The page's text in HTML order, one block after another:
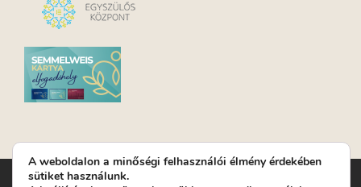
Turay Ida Színház Közhasznú Nonprofit Kft. | Működési
A weboldalon a minőségi felhasználói élmény érdekében
sütiket használunk.